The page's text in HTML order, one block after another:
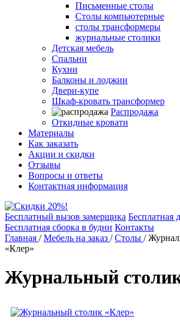
Письменные столы
Столы компьютерные
столы трансформеры
журнальные столики
Детская мебель
Спальни
Кухни
Балконы и лоджии
Двери-купе
Шкаф-кровать трансформер
Распродажа
Откидные кровати
Материалы
Как заказать
Акции и скидки
Отзывы
Вопросы и ответы
Контактная информация
Бесплатный вызов замерщика Бесплатная
Бесплатная сборка в будни Контакты
Главная /Мебель на заказ /Столы /
«Клер»
Журнальный